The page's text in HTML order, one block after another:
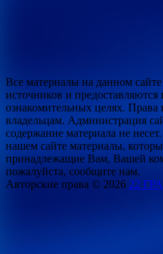
Все материалы на данном
источников и предоставляются
ознакомительных целях.
владельцам. Администрация
содержание материала не
нашем сайте материалы,
принадлежащие Вам, Вашей
пожалуйста, сообщите нам.
Авторские права © 2026 22